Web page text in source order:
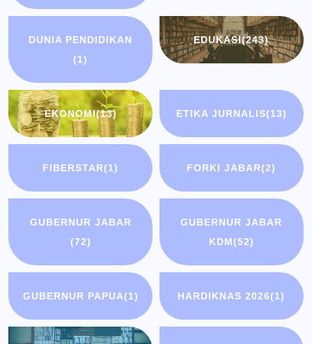
DUNIA PENDIDIKAN
(1)
EDUKASI(243)
EKONOMI(13) ETIKA JURNALIS(13)
FIBERSTAR(1) FORKI JABAR(2)
GUBERNUR JABAR
(72)
GUBERNUR JABAR
KDM(52)
GUBERNUR PAPUA(1) HARDIKNAS 2026(1)